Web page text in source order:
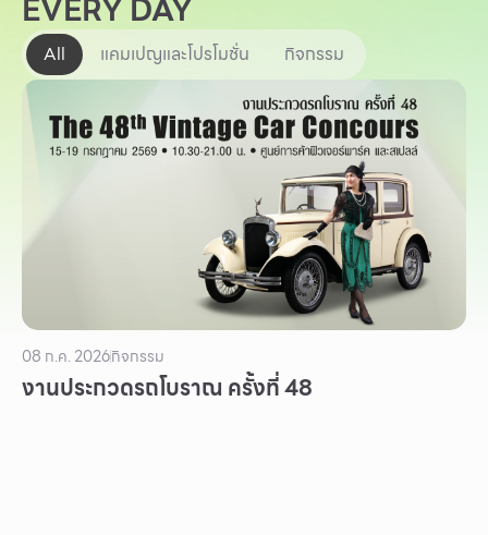
Other
Service
ข้อเสนอพิเศษ
สำหรับนักท่องเที่ยว
EVERY DAY
All แคมเปญและโปรโมชั่น กิจกรรม
08 ก.ค. 2026กิจกรรม
งานประกวดรถโบราณ ครั้งที่ 48